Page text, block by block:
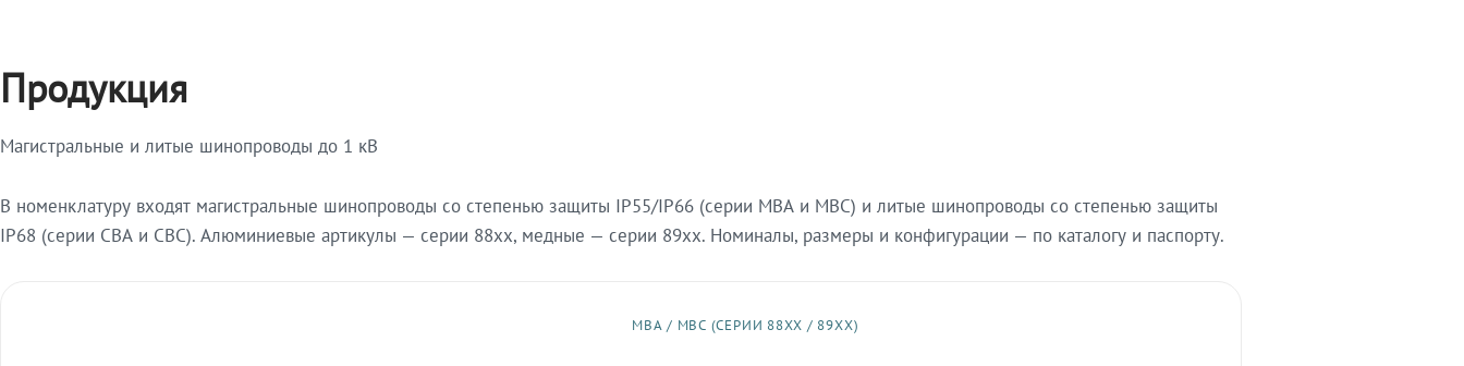
Продукция
Магистральные и литые шинопроводы до 1 кВ
В номенклатуру входят магистральные шинопроводы со степенью защиты IP55/IP66 (серии МВА и МВС) и литые шинопроводы со степенью защиты
IP68 (серии СВА и СВС). Алюминиевые артикулы — серии 88xx, медные — серии 89xx. Номиналы, размеры и конфигурации — по каталогу и паспорту.
МВА / МВС (СЕРИИ 88XX / 89XX)